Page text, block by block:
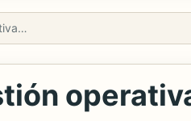
Información y gestión operativa de la compraventa internacional. UF1757.